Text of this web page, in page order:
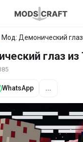
Мод: Демонический
глаз из
WhatsApp ...